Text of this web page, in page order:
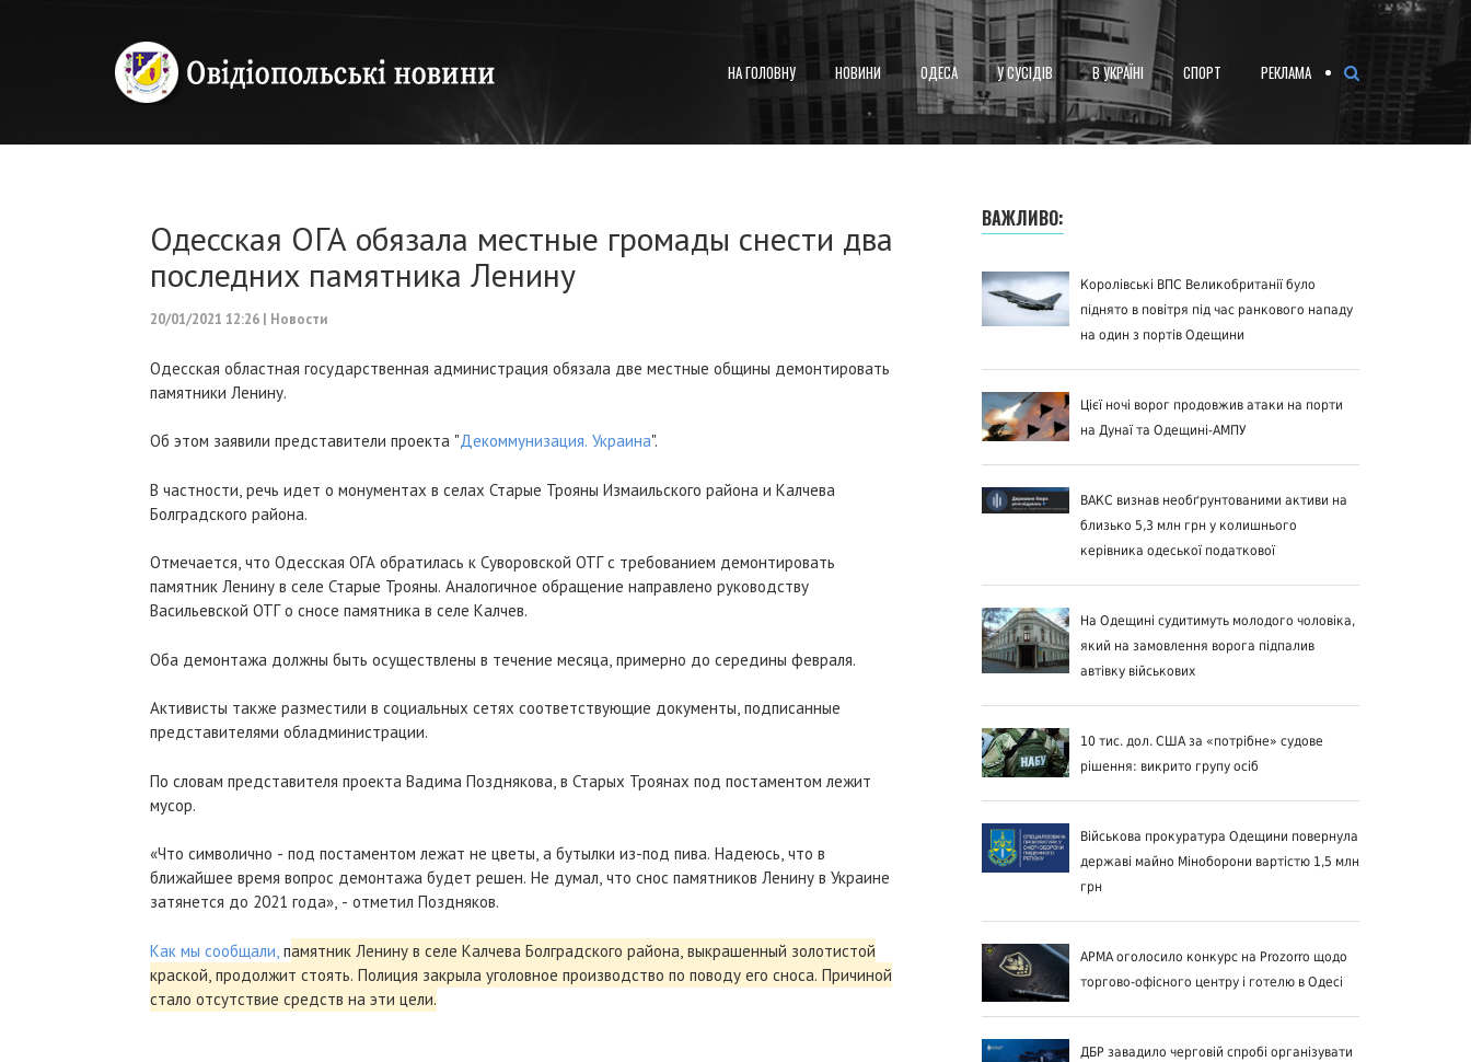
НА ГОЛОВНУ НОВИНИ ОДЕСА У СУСІДІВ В УКРАЇНІ СПОРТ РЕКЛАМА
Одесская ОГА обязала местные громады снести два
последних памятника Ленину
20/01/2021 12:26 | Новости
Одесская областная государственная администрация обязала две местные общины демонтировать
памятники Ленину.
Об этом заявили представители проекта "Декоммунизация. Украина".
В частности, речь идет о монументах в селах Старые Трояны Измаильского района и Калчева
Болградского района.
Отмечается, что Одесская ОГА обратилась к Суворовской ОТГ с требованием демонтировать
памятник Ленину в селе Старые Трояны. Аналогичное обращение направлено руководству
Васильевской ОТГ о сносе памятника в селе Калчев.
Оба демонтажа должны быть осуществлены в течение месяца, примерно до середины февраля.
Активисты также разместили в социальных сетях соответствующие документы, подписанные
представителями обладминистрации.
По словам представителя проекта Вадима Позднякова, в Старых Троянах под постаментом лежит
мусор.
«Что символично - под постаментом лежат не цветы, а бутылки из-под пива. Надеюсь, что в
ближайшее время вопрос демонтажа будет решен. Не думал, что снос памятников Ленину в Украине
затянется до 2021 года», - отметил Поздняков.
Как мы сообщали, памятник Ленину в селе Калчева Болградского района, выкрашенный золотистой
краской, продолжит стоять. Полиция закрыла уголовное производство по поводу его сноса. Причиной
стало отсутствие средств на эти цели.
ВАЖЛИВО:
Королівські ВПС Великобританії було
піднято в повітря під час ранкового нападу
на один з портів Одещини
Цієї ночі ворог продовжив атаки на порти
на Дунаї та Одещині-АМПУ
ВАКС визнав необґрунтованими активи на
близько 5,3 млн грн у колишнього
керівника одеської податкової
На Одещині судитимуть молодого чоловіка,
який на замовлення ворога підпалив
автівку військових
10 тис. дол. США за «потрібне» судове
рішення: викрито групу осіб
Військова прокуратура Одещини повернула
державі майно Міноборони вартістю 1,5 млн
грн
АРМА оголосило конкурс на Prozorro щодо
торгово-офісного центру і готелю в Одесі
ДБР завадило черговій спробі організувати